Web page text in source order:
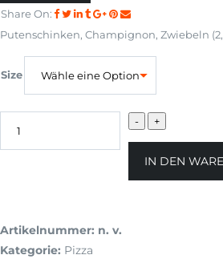
Share On:
Putenschinken, Champignon, Zwiebeln
Size
IN DEN
Artikelnummer: n. v.
Kategorie: Pizza